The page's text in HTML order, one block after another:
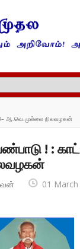
13– ஆ.வெ.முல்லை நிலவழகன்
! :
01